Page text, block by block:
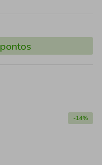
pontos
-14%